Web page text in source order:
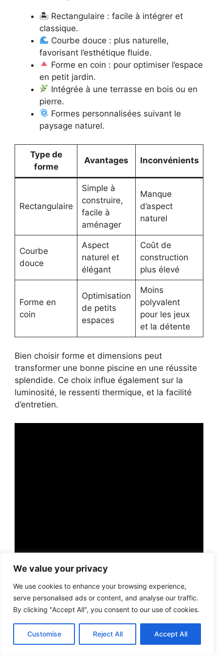
We value your privacy
We use cookies to enhance your browsing experience,
serve personalised ads or content, and analyse our traffic.
By clicking "Accept All", you consent to our use of cookies.
Customise Reject All Accept All
🏝 Rectangulaire : facile à intégrer et
classique.
Courbe douce : plus naturelle,
favorisant l’esthétique fluide.
Forme en coin : pour optimiser l’espace
en petit jardin.
Intégrée à une terrasse en bois ou en
pierre.
Formes personnalisées suivant le
paysage naturel.
Type de
forme
Avantages Inconvénients
Rectangulaire
Simple à
construire,
facile à
aménager
Manque
d’aspect
naturel
Courbe
douce
Aspect
naturel et
élégant
Coût de
construction
plus élevé
Forme en
coin
Optimisation
de petits
espaces
Moins
polyvalent
pour les jeux
et la détente
Bien choisir forme et dimensions peut
transformer une bonne piscine en une réussite
splendide. Ce choix influe également sur la
luminosité, le ressenti thermique, et la facilité
d’entretien.